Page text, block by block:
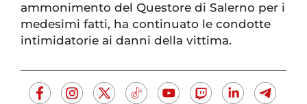
ammonimento del Questore di Salerno per i
medesimi fatti, ha continuato le condotte
intimidatorie ai danni della vittima.